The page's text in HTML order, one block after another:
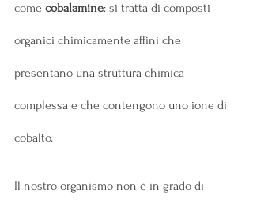
come cobalamine: si tratta di composti
organici chimicamente affini che
presentano una struttura chimica
complessa e che contengono uno ione di
cobalto.
Il nostro organismo non è in grado di